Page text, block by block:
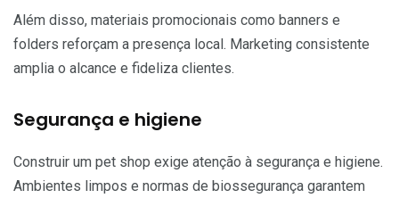
Além disso, materiais promocionais como banners e
folders reforçam a presença local. Marketing consistente
amplia o alcance e fideliza clientes.
Segurança e higiene
Construir um pet shop exige atenção à segurança e higiene.
Ambientes limpos e normas de biossegurança garantem